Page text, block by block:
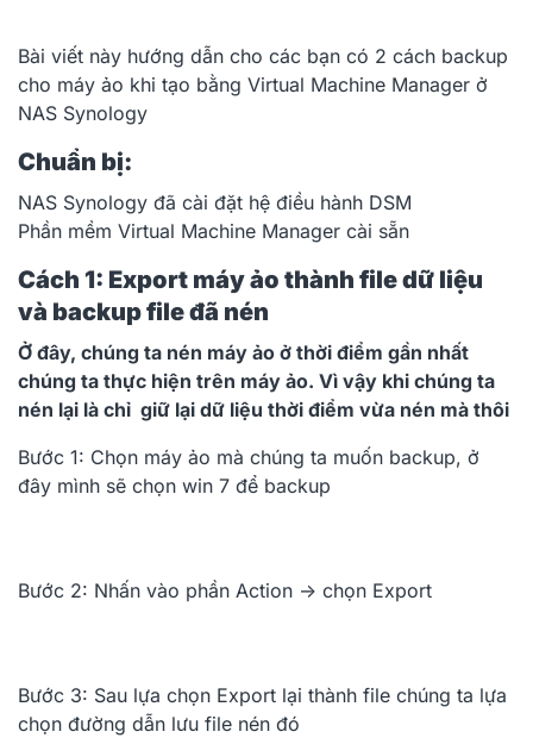
Bài viết này hướng dẫn cho các bạn có 2 cách backup
cho máy ảo khi tạo bằng Virtual Machine Manager ở
NAS Synology
Chuẩn bị:
NAS Synology đã cài đặt hệ điều hành DSM
Phần mềm Virtual Machine Manager cài sẵn
Cách 1: Export máy ảo thành file dữ liệu
và backup file đã nén
Ở đây, chúng ta nén máy ảo ở thời điểm gần nhất
chúng ta thực hiện trên máy ảo. Vì vậy khi chúng ta
nén lại là chỉ giữ lại dữ liệu thời điểm vừa nén mà thôi
Bước 1: Chọn máy ảo mà chúng ta muốn backup, ở
đây mình sẽ chọn win 7 để backup
Bước 2: Nhấn vào phần Action -> chọn Export
Bước 3: Sau lựa chọn Export lại thành file chúng ta lựa
chọn đường dẫn lưu file nén đó